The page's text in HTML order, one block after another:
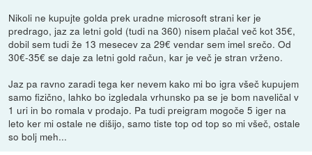
Nikoli ne kupujte golda prek uradne microsoft strani ker je
predrago, jaz za letni gold (tudi na 360) nisem plačal več kot 35€,
dobil sem tudi že 13 mesecev za 29€ vendar sem imel srečo. Od
30€-35€ se daje za letni gold račun, kar je več je stran vrženo.
Jaz pa ravno zaradi tega ker nevem kako mi bo igra všeč kupujem
samo fizično, lahko bo izgledala vrhunsko pa se je bom naveličal v
1 uri in bo romala v prodajo. Pa tudi preigram mogoče 5 iger na
leto ker mi ostale ne dišijo, samo tiste top od top so mi všeč, ostale
so bolj meh...